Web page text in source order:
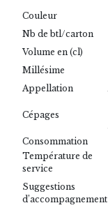
Couleur
Nb de btl/carton
Volume en (cl)
Millésime
Appellation
Cépages
Consommation
Température de
service
Suggestions
d’accompagnement